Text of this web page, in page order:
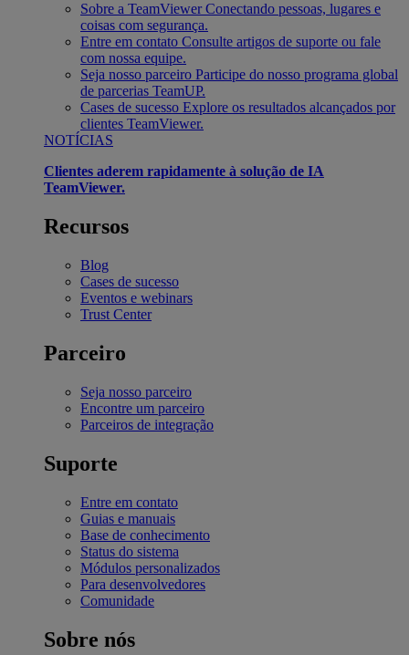
Sobre a TeamViewer Conectando pessoas, lugares e
coisas com segurança.
Entre em contato Consulte artigos de suporte ou fale
com nossa equipe.
Seja nosso parceiro Participe do nosso programa global
de parcerias TeamUP.
Cases de sucesso Explore os resultados alcançados por
clientes TeamViewer.
NOTÍCIAS
Clientes aderem rapidamente à solução de IA
TeamViewer.
Recursos
Blog
Cases de sucesso
Eventos e webinars
Trust Center
Parceiro
Seja nosso parceiro
Encontre um parceiro
Parceiros de integração
Suporte
Entre em contato
Guias e manuais
Base de conhecimento
Status do sistema
Módulos personalizados
Para desenvolvedores
Comunidade
Sobre nós